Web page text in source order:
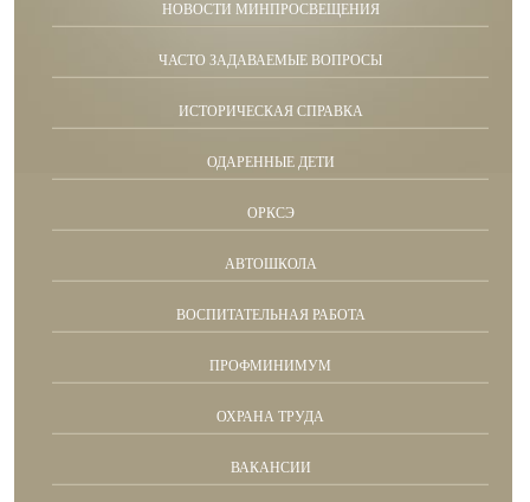
НОВОСТИ МИНПРОСВЕЩЕНИЯ
ЧАСТО ЗАДАВАЕМЫЕ ВОПРОСЫ
ИСТОРИЧЕСКАЯ СПРАВКА
ОДАРЕННЫЕ ДЕТИ
ОРКСЭ
АВТОШКОЛА
ВОСПИТАТЕЛЬНАЯ РАБОТА
ПРОФМИНИМУМ
ОХРАНА ТРУДА
ВАКАНСИИ